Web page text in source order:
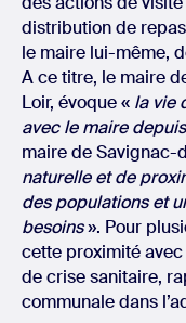
distribution de
le maire lui-même,
A ce titre, le maire
Loir, évoque « la vie
avec le maire
maire de Savignac-
naturelle et de
des populations et
besoins». Pour
cette proximité
de crise sanitaire,
communale dans